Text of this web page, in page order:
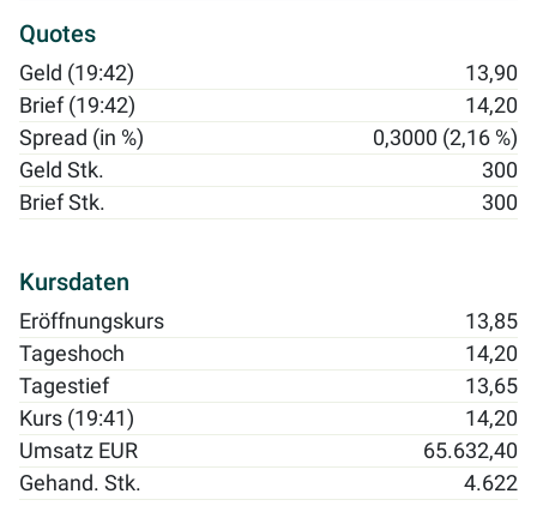
Quotes
Geld (19:42)
13,90
Brief (19:42)
14,20
Spread (in %)
0,3000 (2,16 %)
Geld Stk.
300
Brief Stk.
300
Kursdaten
Eröffnungskurs
13,85
Tageshoch
14,20
Tagestief
13,65
Kurs (19:41)
14,20
Umsatz EUR
65.632,40
Gehand. Stk.
4.622